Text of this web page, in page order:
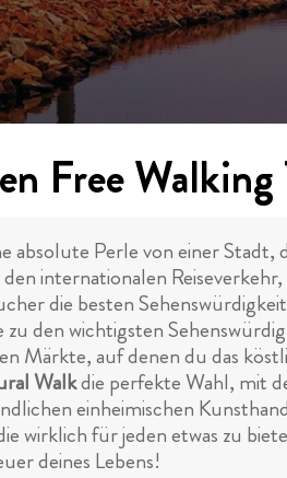
Free
absolute Perle von einer Stadt,
internationalen
die besten
zu den wichtigsten
Märkte, auf denen du das
Walkdie perfekte Wahl, mit
einheimischen
wirklich für jeden etwas zu
deines Lebens!